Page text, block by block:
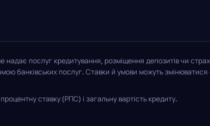
надає послуг кредитування, розміщення депозитів чи
банківських послуг. Ставки й умови можуть змінюватися
ставку (РПС) і загальну вартість кредиту.